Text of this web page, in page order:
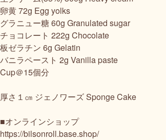
卵黄 72g Egg yolks
グラニュー糖 60g Granulated sugar
チョコレート 222g Chocolate
板ゼラチン 6g Gelatin
バニラペースト 2g Vanilla paste
Cup＠15個分
厚さ１㎝ ジェノワーズ Sponge Cake
■オンラインショップ
https://bilsonroll.base.shop/